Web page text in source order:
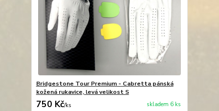
Bridgestone Tour Premium - Cabretta pánská
kožená rukavice, levá velikost S
750 Kč/ks skladem 6 ks